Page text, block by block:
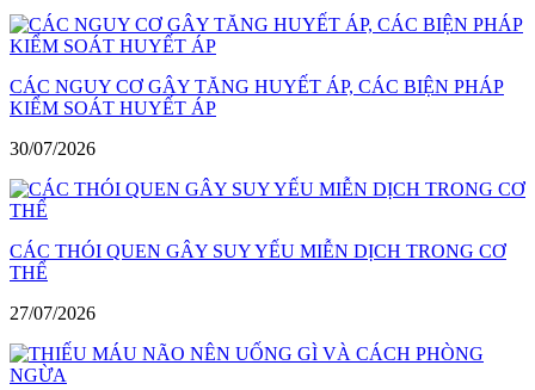
CÁC NGUY CƠ GÂY TĂNG HUYẾT ÁP, CÁC BIỆN PHÁP
KIỂM SOÁT HUYẾT ÁP
30/07/2026
CÁC THÓI QUEN GÂY SUY YẾU MIỄN DỊCH TRONG CƠ
THỂ
27/07/2026